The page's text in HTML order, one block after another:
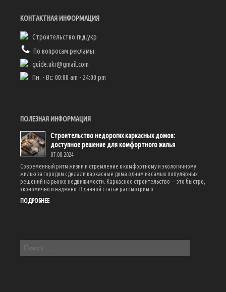
КОНТАКТНАЯ ИНФОРМАЦИЯ
Строительство.гид.укр
По вопросам рекламы:
guide.ukr@gmail.com
Пн. - Вс: 00:00 am - 24:00 pm
ПОЛЕЗНАЯ ИНФОРМАЦИЯ
Строительство недорогих каркасных домов:
доступное решение для комфортного жилья
07.08.2024
Современный ритм жизни и стремление к комфортному и экологичному
жилью за городом сделали каркасные дома одним из самых популярных
решений на рынке недвижимости. Каркасное строительство — это быстро,
экономично и надежно. В данной статье рассмотрим о
ПОДРОБНЕЕ